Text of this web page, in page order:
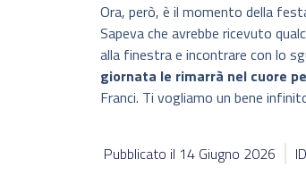
Ora, però, è il momento della
Sapeva che avrebbe ricevuto
alla finestra e incontrare con lo
giornata le rimarrà nel cuore
Franci. Ti vogliamo un bene
Pubblicato il 14 Giugno 2026